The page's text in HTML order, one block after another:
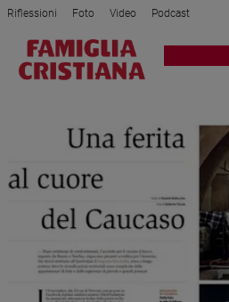
Attualità
Economia
Legalità
Sport
Interviste
Riflessioni Foto Video Podcast
Privacy Policy Chi siamo
Registrati Redazione